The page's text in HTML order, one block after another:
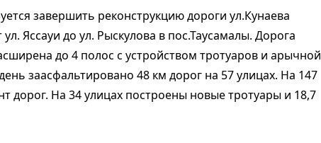
завершить реконструкцию дороги ул.Кунаева
Яссауи до ул. Рыскулова в пос.Таусамалы. Дорога
до 4 полос с устройством тротуаров и арычной
заасфальтировано 48 км дорог на 57 улицах. На 147
дорог. На 34 улицах построены новые тротуары и 18,7